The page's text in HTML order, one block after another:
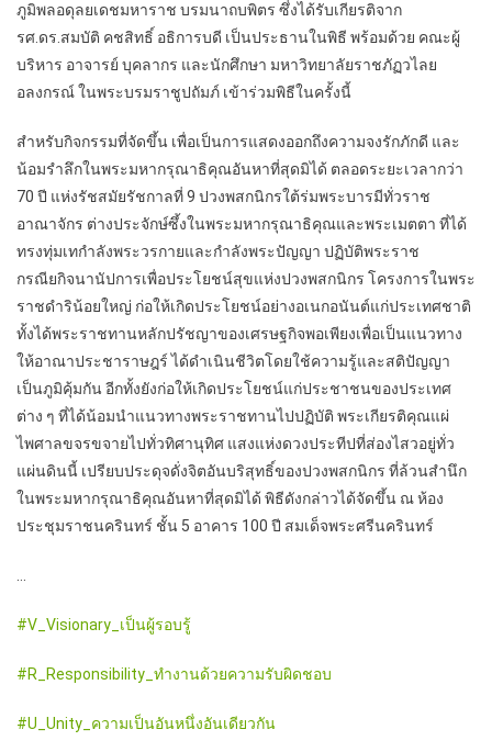
ภูมิพลอดุลยเดชมหาราช บรมนาถบพิตร ซึ่งได้รับเกียรติจาก
รศ.ดร.สมบัติ คชสิทธิ์ อธิการบดี เป็นประธานในพิธี พร้อมด้วย คณะผู้
บริหาร อาจารย์ บุคลากร และนักศึกษา มหาวิทยาลัยราชภัฏวไลย
อลงกรณ์ ในพระบรมราชูปถัมภ์ เข้าร่วมพิธีในครั้งนี้
สำหรับกิจกรรมที่จัดขึ้น เพื่อเป็นการแสดงออกถึงความจงรักภักดี และ
น้อมรำลึกในพระมหากรุณาธิคุณอันหาที่สุดมิได้ ตลอดระยะเวลากว่า
70 ปี แห่งรัชสมัยรัชกาลที่ 9 ปวงพสกนิกรใต้ร่มพระบารมีทั่วราช
อาณาจักร ต่างประจักษ์ซึ้งในพระมหากรุณาธิคุณและพระเมตตา ที่ได้
ทรงทุ่มเทกำลังพระวรกายและกำลังพระปัญญา ปฏิบัติพระราช
กรณียกิจนานัปการเพื่อประโยชน์สุขแห่งปวงพสกนิกร โครงการในพระ
ราชดำริน้อยใหญ่ ก่อให้เกิดประโยชน์อย่างอเนกอนันต์แก่ประเทศชาติ
ทั้งได้พระราชทานหลักปรัชญาของเศรษฐกิจพอเพียงเพื่อเป็นแนวทาง
ให้อาณาประชาราษฎร์ ได้ดำเนินชีวิตโดยใช้ความรู้และสติปัญญา
เป็นภูมิคุ้มกัน อีกทั้งยังก่อให้เกิดประโยชน์แก่ประชาชนของประเทศ
ต่าง ๆ ที่ได้น้อมนำแนวทางพระราชทานไปปฏิบัติ พระเกียรติคุณแผ่
ไพศาลขจรขจายไปทั่วทิศานุทิศ แสงแห่งดวงประทีปที่ส่องไสวอยู่ทั่ว
แผ่นดินนี้ เปรียบประดุจดั่งจิตอันบริสุทธิ์ของปวงพสกนิกร ที่ล้วนสำนึก
ในพระมหากรุณาธิคุณอันหาที่สุดมิได้ พิธีดังกล่าวได้จัดขึ้น ณ ห้อง
ประชุมราชนครินทร์ ชั้น 5 อาคาร 100 ปี สมเด็จพระศรีนครินทร์
#V_Visionary_เป็นผู้รอบรู้
#R_Responsibility_ทำงานด้วยความรับผิดชอบ
#U_Unity_ความเป็นอันหนึ่งอันเดียวกัน